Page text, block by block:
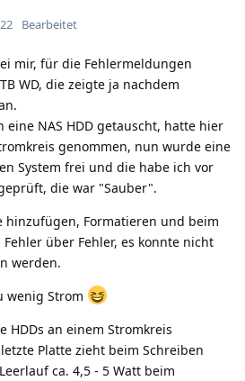
Bearbeitet
mir, für die Fehlermeldungen
WD, die zeigte ja nachdem
eine NAS HDD getauscht, hatte hier
genommen, nun wurde eine
System frei und die habe ich vor
die war "Sauber".
hinzufügen, Formatieren und beim
über Fehler, es konnte nicht
werden.
wenig Strom
HDDs an einem Stromkreis
Platte zieht beim Schreiben
ca. 4,5 - 5 Watt beim